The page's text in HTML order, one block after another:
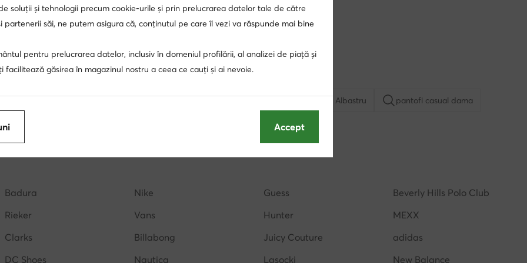
Încățăminte și accesorii de trekking și turism pentru bărbați adidas
Pantofi scurți pentru trekking Albastru pantofi casual dama
barbati
Low palarii dama
Badura Nike Guess
Beverly Hills Polo Club
Rieker Vans Hunter
MEXX
Clarks Billabong Juicy Couture
adidas
DC Shoes Nautica Lasocki New Balance
soluții și tehnologii precum cookie-urile și prin prelucrarea datelor tale de către
partenerii săi, ne putem asigura că, conținutul pe care îl vezi va răspunde mai bine
pentru prelucrarea datelor, inclusiv în domeniul profilării, al analizei de piață și
facilitează găsirea în magazinul nostru a ceea ce cauți și ai nevoie.
Accept